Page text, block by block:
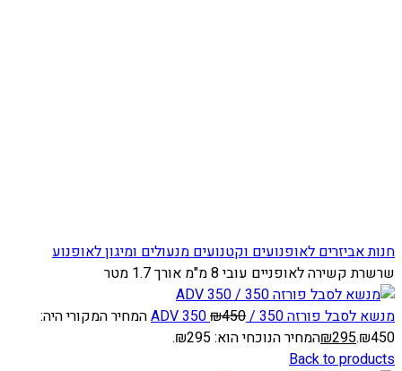
חנותאביזרים לאופנועים וקטנועיםמנעולים ומיגון לאופנוע
שרשרת קשירה לאופניים עובי 8 מ"מ אורך 1.7 מטר
מנשא לסבל פורזה 350 / ADV 350
₪450
המחיר המקורי היה:
₪450.
₪295 המחיר הנוכחי הוא: ₪295.
Back to products